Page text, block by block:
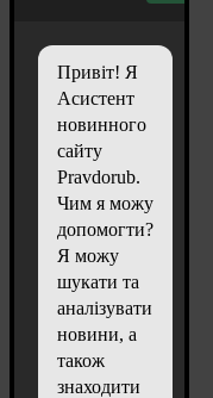
Привіт! Я
Асистент
новинного
сайту
Pravdorub.
Чим я можу
допомогти?
Я можу
шукати та
аналізувати
новини, а
також
знаходити